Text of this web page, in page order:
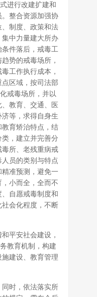
进行改建扩建和
整合资源加强协
制度、政策和法
中力量建大所办
件落后，戒毒工
势的戒毒场所，
工作执行成本，
区域，按司法部
戒毒场所，并以
教育、交通、医
等，求得自身生
育矫治特点，结
，建立并完善分
所、老残重病戒
员的类别与特点
准预测，避免一
小而全，全而不
自愿戒毒制度和
会化程度，不断
平安社会建设，
教育机制，构建
建设、教育管理
时，依法落实所